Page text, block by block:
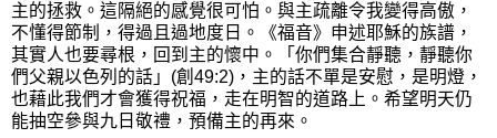
主的拯救。這隔絕的感覺很可怕。與主疏離令我變得高傲，
不懂得節制，得過且過地度日。《福音》申述耶穌的族譜，
其實人也要尋根，回到主的懷中。「你們集合靜聽，靜聽你
們父親以色列的話」(創49:2)，主的話不單是安慰，是明燈，
也藉此我們才會獲得祝福，走在明智的道路上。希望明天仍
能抽空參與九日敬禮，預備主的再來。